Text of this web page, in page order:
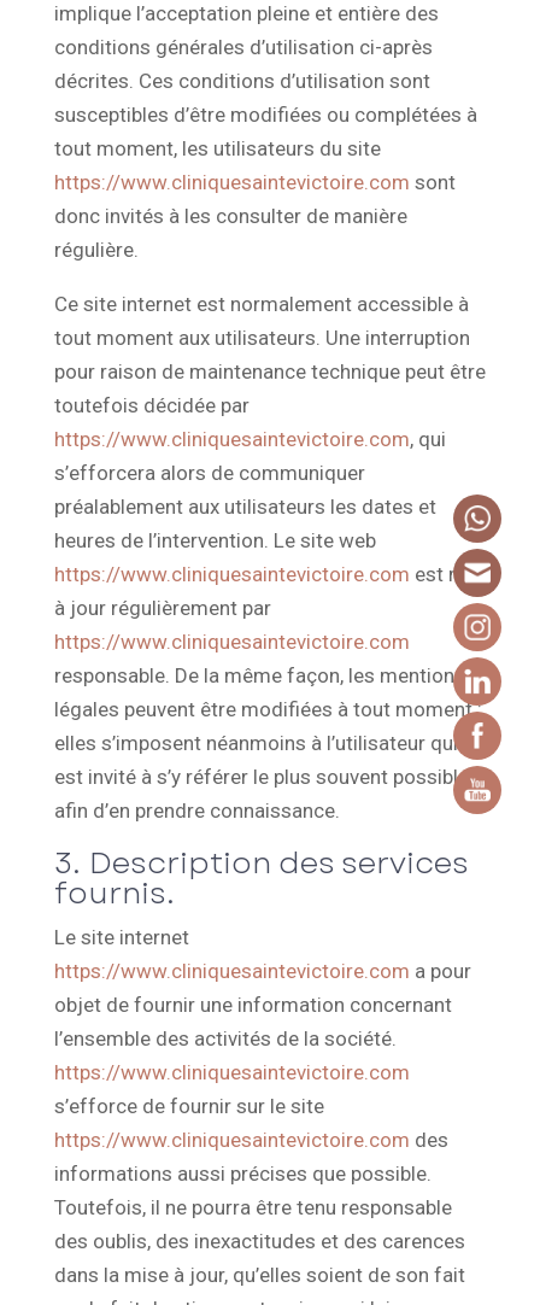
implique l’acceptation pleine et entière des
conditions générales d’utilisation ci-après
décrites. Ces conditions d’utilisation sont
susceptibles d’être modifiées ou complétées à
tout moment, les utilisateurs du site
https://www.cliniquesaintevictoire.com sont
donc invités à les consulter de manière
régulière.
Ce site internet est normalement accessible à
tout moment aux utilisateurs. Une interruption
pour raison de maintenance technique peut être
toutefois décidée par
https://www.cliniquesaintevictoire.com, qui
s’efforcera alors de communiquer
préalablement aux utilisateurs les dates et
heures de l’intervention. Le site web
https://www.cliniquesaintevictoire.com est mis
à jour régulièrement par
https://www.cliniquesaintevictoire.com
responsable. De la même façon, les mentions
légales peuvent être modifiées à tout moment :
elles s’imposent néanmoins à l’utilisateur qui
est invité à s’y référer le plus souvent possible
afin d’en prendre connaissance.
3. Description des services
fournis.
Le site internet
https://www.cliniquesaintevictoire.com a pour
objet de fournir une information concernant
l’ensemble des activités de la société.
https://www.cliniquesaintevictoire.com
s’efforce de fournir sur le site
https://www.cliniquesaintevictoire.com des
informations aussi précises que possible.
Toutefois, il ne pourra être tenu responsable
des oublis, des inexactitudes et des carences
dans la mise à jour, qu’elles soient de son fait